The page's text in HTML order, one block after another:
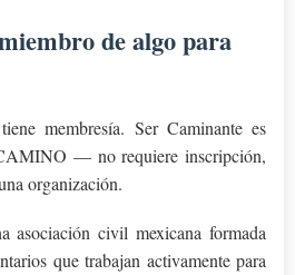
de algo para
membresía. Ser Caminante es
— no requiere inscripción,
organización.
asociación civil mexicana formada
que trabajan activamente para